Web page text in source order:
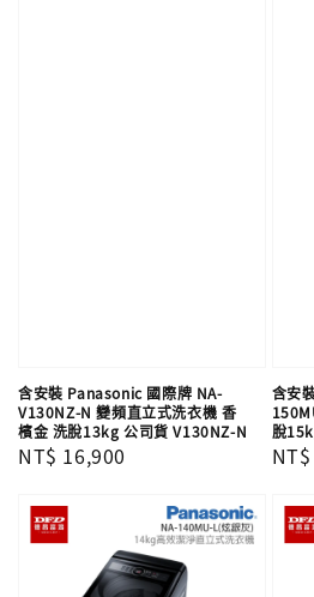
含安裝 Panasonic 國際牌 NA-
V130NZ-N 變頻直立式洗衣機 香
檳金 洗脫13kg 公司貨 V130NZ-N
Regular
NT$ 16,900
含安
脫